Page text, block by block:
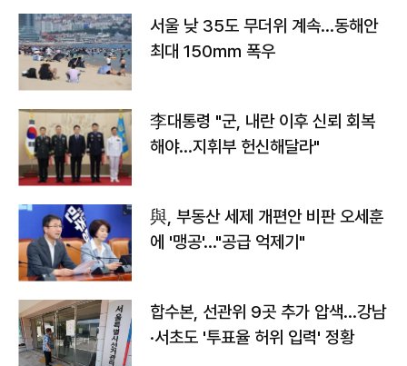
서울 낮 35도 무더위 계속…동해안
최대 150㎜ 폭우
李대통령 "군, 내란 이후 신뢰 회복
해야…지휘부 헌신해달라"
與, 부동산 세제 개편안 비판 오세훈
에 '맹공'…"공급 억제기"
합수본, 선관위 9곳 추가 압색…강남
·서초도 '투표율 허위 입력' 정황